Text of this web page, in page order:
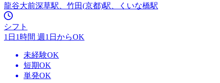
龍谷大前深草駅、竹田(京都)駅、くいな橋駅
シフト
1日1時間 週1日からOK
未経験OK
短期OK
単発OK